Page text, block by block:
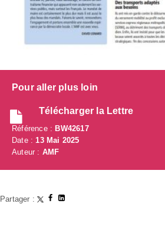
Pour aller plus loin
Télécharger la Lettre
Référence : BW42617
Date :13 Mai 2025
Auteur : AMF
Partager :